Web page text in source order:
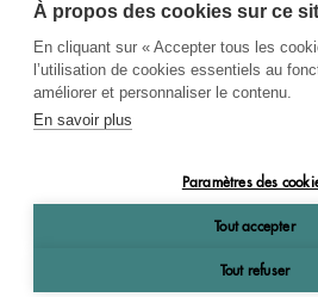
À propos des cookies sur ce
En cliquant sur « Accepter tous les
l’utilisation de cookies essentiels au
améliorer et personnaliser le contenu.
En savoir plus
Paramètres des
Tout accepter
Tout refuser
RECHERCHE
RIGHTS &